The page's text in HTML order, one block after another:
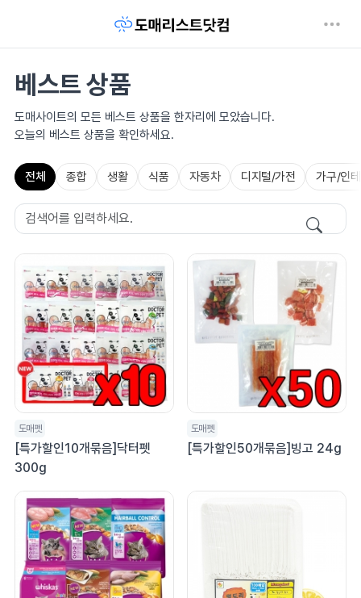
베스트 상품
도매사이트의 모든 베스트 상품을 한자리에 모았습니다.
오늘의 베스트 상품을 확인하세요.
전체 종합 생활 식품 자동차 디지털/가전 가구/인
도매펫
[특가할인10개묶음]닥터펫
300g
도매펫
[특가할인50개묶음]빙고 24g